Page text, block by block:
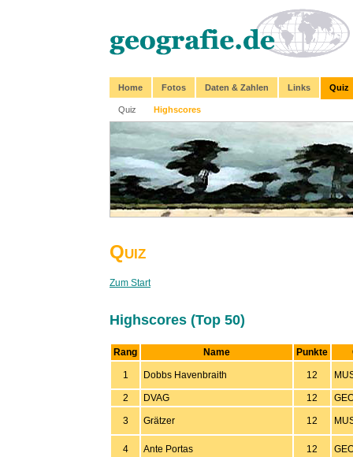
Home Fotos Daten & Zahlen Links Quiz
Quiz Highscores
Quiz
Zum Start
Highscores (Top 50)
Rang Name Punkte
1 Dobbs Havenbraith 12
2 DVAG 12
3 Grätzer 12
4 Ante Portas 12